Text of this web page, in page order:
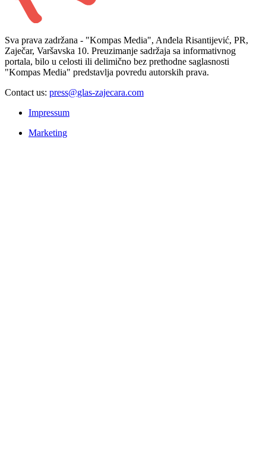
Sva prava zadržana - "Kompas Media", Anđela Risantijević, PR,
Zaječar, Varšavska 10. Preuzimanje sadržaja sa informativnog
portala, bilo u celosti ili delimično bez prethodne saglasnosti
"Kompas Media" predstavlja povredu autorskih prava.
Contact us: press@glas-zajecara.com
Impressum
Marketing